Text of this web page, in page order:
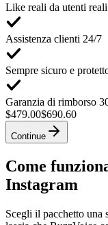
Like reali da utenti reali
Assistenza clienti 24/7
Sempre sicuro e
Garanzia di rimborso
$479.00$690.60
Continue
Come
Instagram
Scegli il pacchetto